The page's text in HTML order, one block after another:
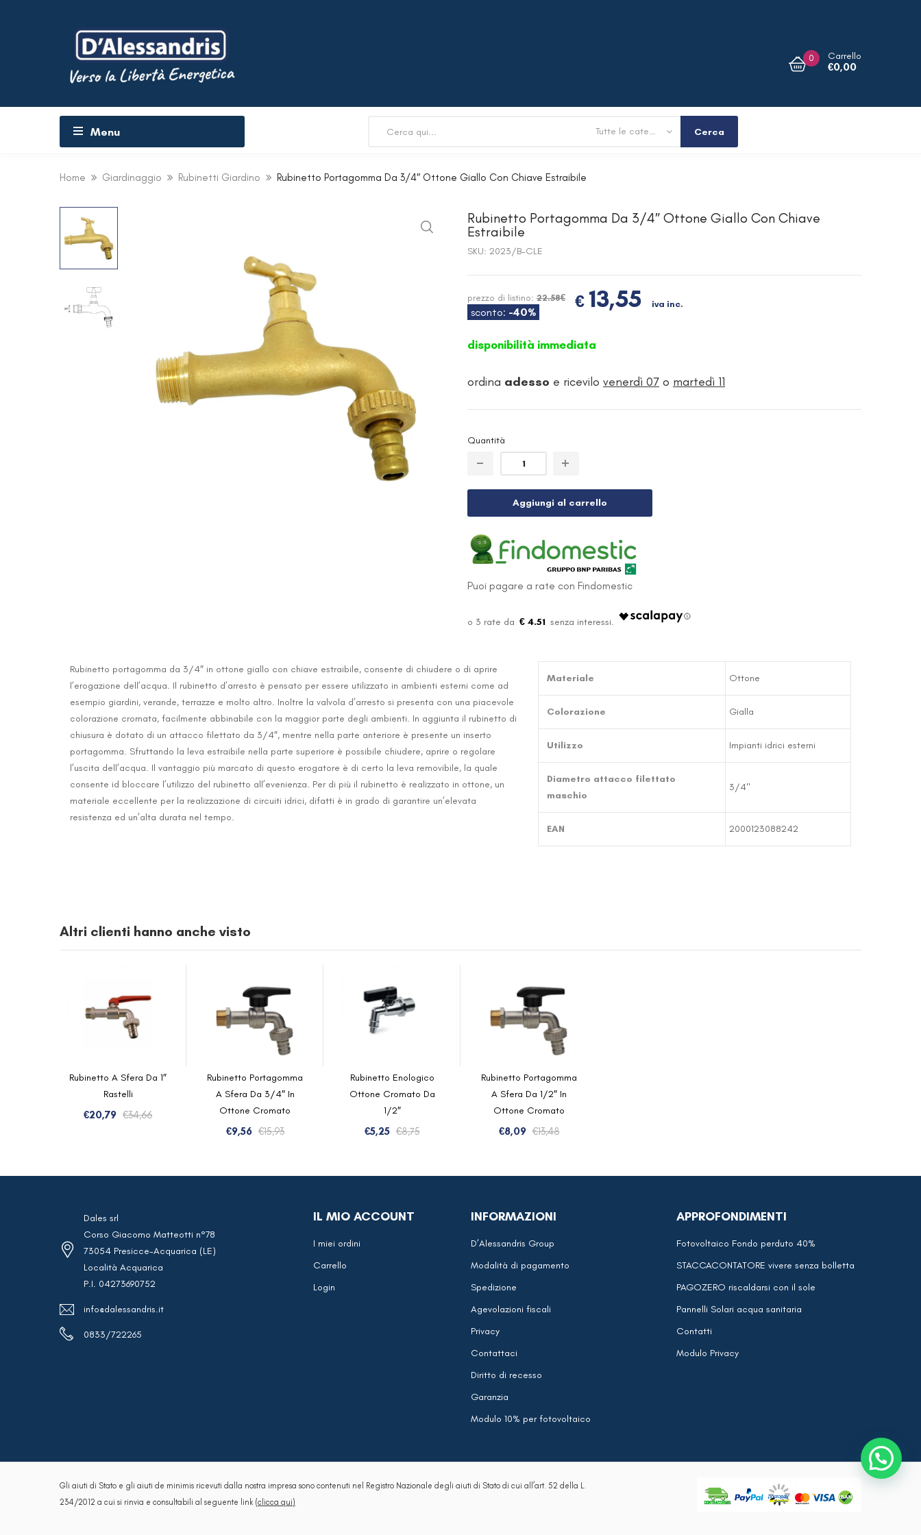
0 Carrello
€0,00
Menu Tutte le categorie Cerca
Home Giardinaggio Rubinetti Giardino Rubinetto Portagomma Da 3/4″ Ottone Giallo Con Chiave Estraibile
Rubinetto Portagomma Da 3/4″ Ottone Giallo Con Chiave
Estraibile
SKU: 2023/B-CLE
prezzo di listino: 22.58€
sconto: -40%
€ 13,55 iva inc.
disponibilità immediata
ordina adesso e ricevilo venerdì 07 o martedì 11
Quantità
Aggiungi al carrello
Puoi pagare a rate con Findomestic
€ 4.51
Rubinetto portagomma da 3/4″ in ottone giallo con chiave estraibile, consente di chiudere o di aprire
l’erogazione dell’acqua. Il rubinetto d’arresto è pensato per essere utilizzato in ambienti esterni come ad
esempio giardini, verande, terrazze e molto altro. Inoltre la valvola d’arresto si presenta con una piacevole
colorazione cromata, facilmente abbinabile con la maggior parte degli ambienti. In aggiunta il rubinetto di
chiusura è dotato di un attacco filettato da 3/4″, mentre nella parte anteriore è presente un inserto
portagomma. Sfruttando la leva estraibile nella parte superiore è possibile chiudere, aprire o regolare
l’uscita dell’acqua. Il vantaggio più marcato di questo erogatore è di certo la leva removibile, la quale
consente id bloccare l’utilizzo del rubinetto all’evenienza. Per di più il rubinetto è realizzato in ottone, un
materiale eccellente per la realizzazione di circuiti idrici, difatti è in grado di garantire un’elevata
resistenza ed un’alta durata nel tempo.
Materiale Ottone
Colorazione Gialla
Utilizzo Impianti idrici esterni
Diametro attacco filettato
maschio
3/4"
EAN 2000123088242
Altri clienti hanno anche visto
Rubinetto A Sfera Da 1″
Rastelli
€34,66Il
€34,66.
€20,79
Il
€20,79.
Rubinetto Portagomma
A Sfera Da 3/4″ In
Ottone Cromato
€15,93Il
era:
€9,56
Il
è:
Rubinetto Enologico
Ottone Cromato Da
1/2″
€8,75Il
era:
€5,25
Il
è:
Rubinetto Portagomma
A Sfera Da 1/2″ In
Ottone Cromato
€13,48Il
era:
€8,09
Il
è:
Dales srl
Corso Giacomo Matteotti n°78
73054 Presicce-Acquarica (LE)
Località Acquarica
P.I. 04273690752
info@dalessandris.it
0833/722265
IL MIO ACCOUNT
I miei ordini
Carrello
Login
INFORMAZIONI
D’Alessandris Group
Modalità di pagamento
Spedizione
Agevolazioni fiscali
Privacy
Contattaci
Diritto di recesso
Garanzia
Modulo 10% per fotovoltaico
APPROFONDIMENTI
Fotovoltaico Fondo perduto 40%
STACCACONTATORE vivere senza bolletta
PAGOZERO riscaldarsi con il sole
Pannelli Solari acqua sanitaria
Contatti
Modulo Privacy
Gli aiuti di Stato e gli aiuti de minimis ricevuti dalla nostra impresa sono contenuti nel Registro Nazionale degli aiuti di Stato di cui all’art. 52 della L.
234/2012 a cui si rinvia e consultabili al seguente link (clicca qui)